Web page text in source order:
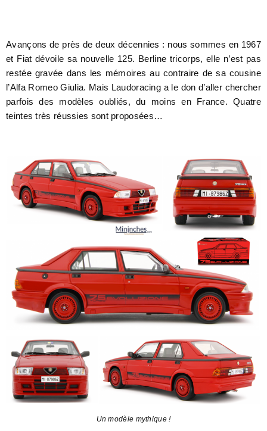
Avançons de près de deux décennies : nous sommes en 1967
et Fiat dévoile sa nouvelle 125. Berline tricorps, elle n’est pas
restée gravée dans les mémoires au contraire de sa cousine
l’Alfa Romeo Giulia. Mais Laudoracing a le don d’aller chercher
parfois des modèles oubliés, du moins en France. Quatre
teintes très réussies sont proposées…
Un modèle mythique !